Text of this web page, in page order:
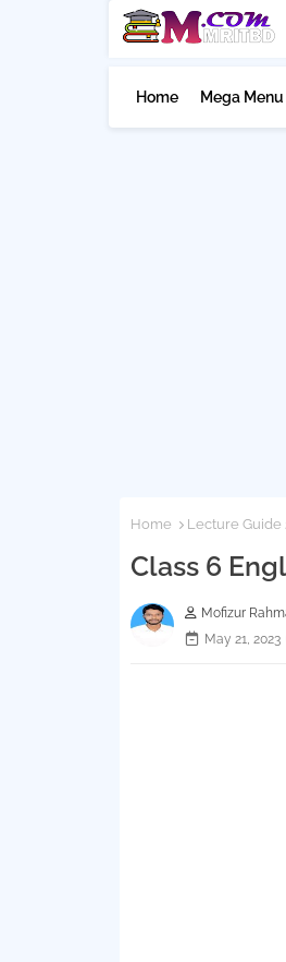
Home Mega Menu
Home Lecture Guide
Class 6
Mofizur
May 21, 2023